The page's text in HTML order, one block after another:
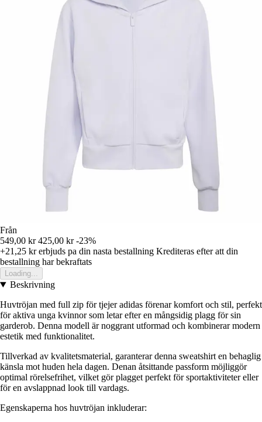
Från
549,00 kr 425,00 kr -23%
+21,25 krerbjuds pa din nasta bestallning Krediteras efter att din
bestallning har bekraftats
Loading...
Beskrivning
Huvtröjan med full zip för tjejer adidas förenar komfort och stil, perfekt
för aktiva unga kvinnor som letar efter en mångsidig plagg för sin
garderob. Denna modell är noggrant utformad och kombinerar modern
estetik med funktionalitet.
Tillverkad av kvalitetsmaterial, garanterar denna sweatshirt en behaglig
känsla mot huden hela dagen. Denan åtsittande passform möjliggör
optimal rörelsefrihet, vilket gör plagget perfekt för sportaktiviteter eller
för en avslappnad look till vardags.
Egenskaperna hos huvtröjan inkluderar: